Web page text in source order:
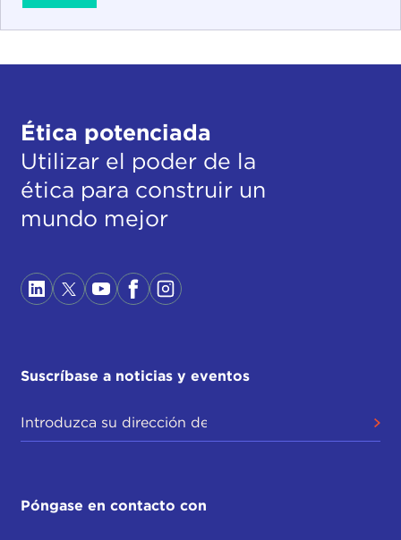
Ética potenciada
Utilizar el poder de la
ética para construir un
mundo mejor
Suscríbase a noticias y eventos
Póngase en contacto con